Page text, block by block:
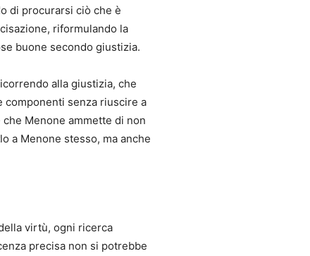
di procurarsi ciò che è
riformulando la
buone secondo giustizia.
alla giustizia, che
componenti senza riuscire a
che Menone ammette di non
a Menone stesso, ma anche
virtù, ogni ricerca
precisa non si potrebbe